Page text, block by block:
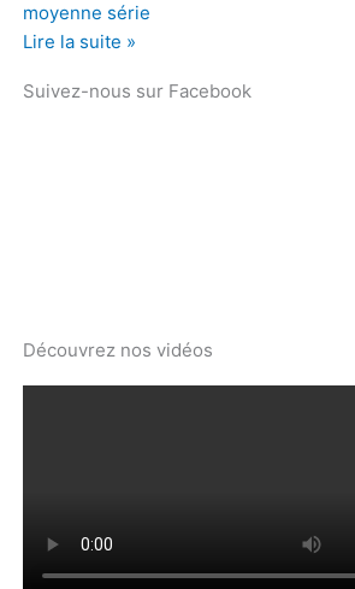
moyenne série
Lire la suite »
Suivez-nous sur Facebook
Découvrez nos vidéos